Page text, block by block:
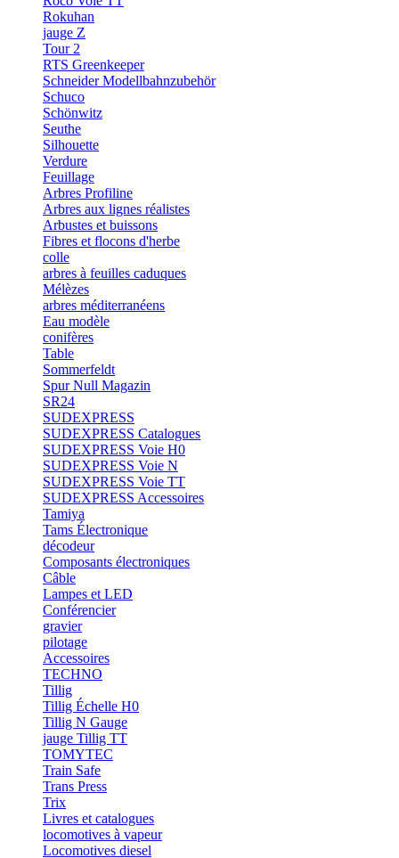
Rokuhan
jauge Z
Tour 2
RTS Greenkeeper
Schneider Modellbahnzubehör
Schuco
Schönwitz
Seuthe
Silhouette
Verdure
Feuillage
Arbres Profiline
Arbres aux lignes réalistes
Arbustes et buissons
Fibres et flocons d'herbe
colle
arbres à feuilles caduques
Mélèzes
arbres méditerranéens
Eau modèle
conifères
Table
Sommerfeldt
Spur Null Magazin
SR24
SUDEXPRESS
SUDEXPRESS Catalogues
SUDEXPRESS Voie H0
SUDEXPRESS Voie N
SUDEXPRESS Voie TT
SUDEXPRESS Accessoires
Tamiya
Tams Électronique
décodeur
Composants électroniques
Câble
Lampes et LED
Conférencier
gravier
pilotage
Accessoires
TECHNO
Tillig
Tillig Échelle H0
Tillig N Gauge
jauge Tillig TT
TOMYTEC
Train Safe
Trans Press
Trix
Livres et catalogues
locomotives à vapeur
Locomotives diesel